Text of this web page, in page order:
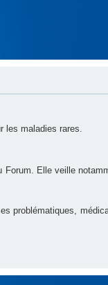
les maladies rares.
Forum. Elle veille
problématiques,